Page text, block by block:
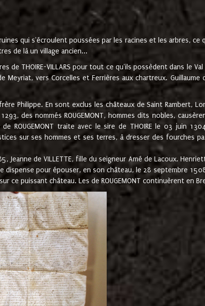
qui s'écroulent poussées par les racines et les arbres, ce
de là un village ancien...
de THOIRE-VILLARS pour tout ce qu'ils possèdent dans le
vers Corcelles et Ferrières aux chartreux. Guillaume
Philippe. En sont exclus les châteaux de Saint Rambert,
des nommés ROUGEMONT, hommes dits nobles,
ROUGEMONT traite avec le sire de THOIRE le 03 juin
sur ses hommes et ses terres, à dresser des fourches
Jeanne de VILLETTE, fille du seigneur Amé de Lacoux.
pour épouser, en son château, le 28 septembre 1508,
puissant château. Les de ROUGEMONT continuèrent en